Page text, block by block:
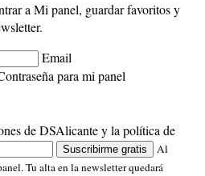
a Mi panel, guardar favoritos y
Email
para mi panel
de DSAlicante y la política de
Suscribirme gratis
Al
Tu alta en la newsletter quedará